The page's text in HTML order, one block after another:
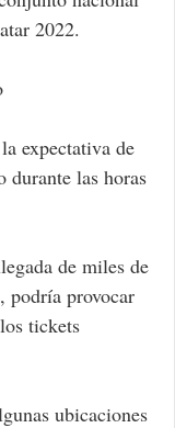
2022.
expectativa de
durante las horas
de miles de
podría provocar
tickets
ubicaciones